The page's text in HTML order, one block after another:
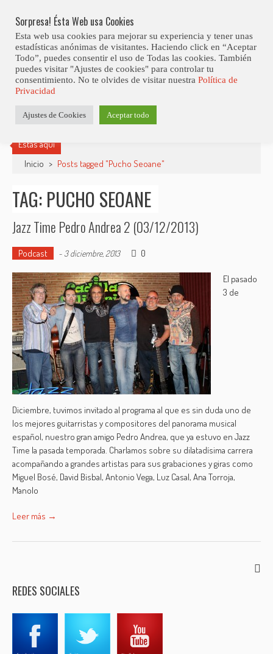
content
Club Contest.
Estás aquí
Inicio > Posts tagged "Pucho Seoane"
TAG: PUCHO SEOANE
Jazz Time Pedro Andrea 2 (03/12/2013)
Podcast - 3 diciembre, 2013 0
El pasado
3 de
Diciembre, tuvimos invitado al programa al que es sin duda uno de
los mejores guitarristas y compositores del panorama musical
español, nuestro gran amigo Pedro Andrea, que ya estuvo en Jazz
Time la pasada temporada. Charlamos sobre su dilatadísima carrera
acompañando a grandes artistas para sus grabaciones y giras como
Miguel Bosé, David Bisbal, Antonio Vega, Luz Casal, Ana Torroja,
Manolo
Leer más →
REDES SOCIALES
Sorpresa! Ésta Web usa Cookies
Esta web usa cookies para mejorar su experiencia y tener unas
estadísticas anónimas de visitantes. Haciendo click en “Aceptar
Todo”, puedes consentir el uso de Todas las cookies. También
puedes visitar "Ajustes de cookies" para controlar tu
consentimiento. No te olvides de visitar nuestra Política de
Privacidad
Ajustes de Cookies Aceptar todo